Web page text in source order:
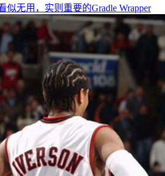
似无用，实则重要的Gradle Wrapper